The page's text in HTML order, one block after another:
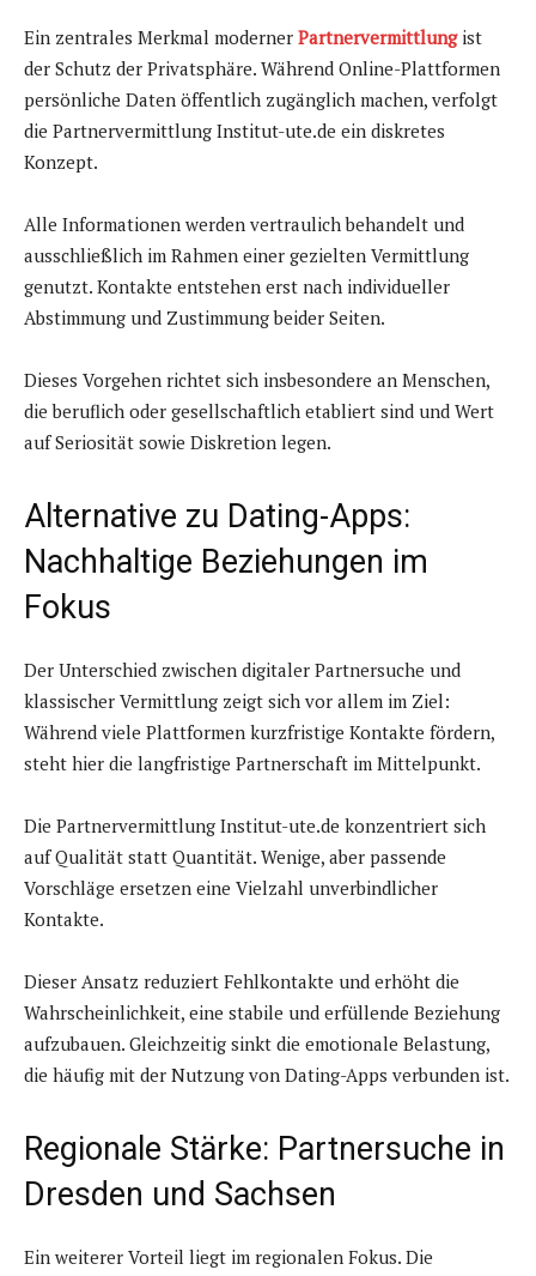
Ein zentrales Merkmal moderner Partnervermittlungist
der Schutz der Privatsphäre. Während Online-Plattformen
persönliche Daten öffentlich zugänglich machen, verfolgt
die Partnervermittlung Institut-ute.de ein diskretes
Konzept.
Alle Informationen werden vertraulich behandelt und
ausschließlich im Rahmen einer gezielten Vermittlung
genutzt. Kontakte entstehen erst nach individueller
Abstimmung und Zustimmung beider Seiten.
Dieses Vorgehen richtet sich insbesondere an Menschen,
die beruflich oder gesellschaftlich etabliert sind und Wert
auf Seriosität sowie Diskretion legen.
Alternative zu Dating-Apps:
Nachhaltige Beziehungen im
Fokus
Der Unterschied zwischen digitaler Partnersuche und
klassischer Vermittlung zeigt sich vor allem im Ziel:
Während viele Plattformen kurzfristige Kontakte fördern,
steht hier die langfristige Partnerschaft im Mittelpunkt.
Die Partnervermittlung Institut-ute.de konzentriert sich
auf Qualität statt Quantität. Wenige, aber passende
Vorschläge ersetzen eine Vielzahl unverbindlicher
Kontakte.
Dieser Ansatz reduziert Fehlkontakte und erhöht die
Wahrscheinlichkeit, eine stabile und erfüllende Beziehung
aufzubauen. Gleichzeitig sinkt die emotionale Belastung,
die häufig mit der Nutzung von Dating-Apps verbunden ist.
Regionale Stärke: Partnersuche in
Dresden und Sachsen
Ein weiterer Vorteil liegt im regionalen Fokus. Die